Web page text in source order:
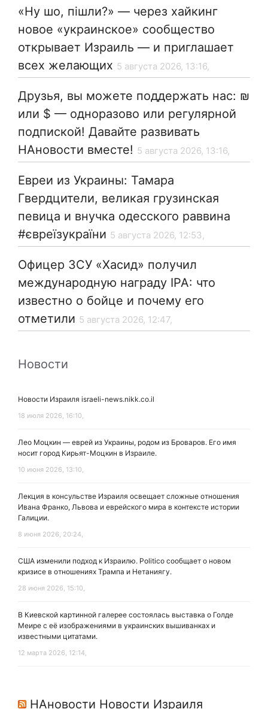
«Ну шо, пішли?» — через хайкинг
новое «украинское» сообщество
открывает Израиль — и приглашает
всех желающих 5 августа 2026, 13:16,
Друзья, вы можете поддержать нас: ₪
или $ — одноразово или регулярной
подпиской! Давайте развивать
НАновости вместе! 5 августа 2026, 13:16,
Евреи из Украины: Тамара
Гвердцители, великая грузинская
певица и внучка одесского раввина
#євреїзукраїни 5 августа 2026, 12:53,
Офицер ЗСУ «Хасид» получил
международную награду IPA: что
известно о бойце и почему его
отметили 5 августа 2026, 12:47,
Новости
Новости Израиля israeli-news.nikk.co.il
18 июля 2026, 16:10,
Лео Моцкин — еврей из Украины, родом из Броваров. Его имя
носит город Кирьят-Моцкин в Израиле.
10 июня 2026, 13:10,
Лекция в консульстве Израиля освещает сложные отношения
Ивана Франко, Львова и еврейского мира в контексте истории
Галиции.
8 июня 2026, 20:24,
США изменили подход к Израилю. Politico сообщает о новом
кризисе в отношениях Трампа и Нетаниягу.
28 июня 2026, 15:10,
В Киевской картинной галерее состоялась выставка о Голде
Меире с её изображениями в украинских вышиванках и
известными цитатами.
12 марта 2026, 12:14,
НАновости Новости Израиля